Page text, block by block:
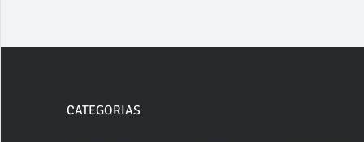
CATEGORIAS